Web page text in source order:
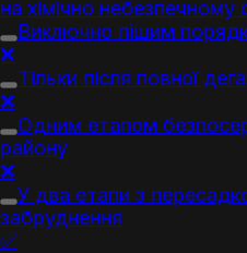
на хімічно небезпечному
Виключно пішим
❌
Тільки після повної
❌
Одним етапом
району
❌
У два етапи з
забруднення
✅